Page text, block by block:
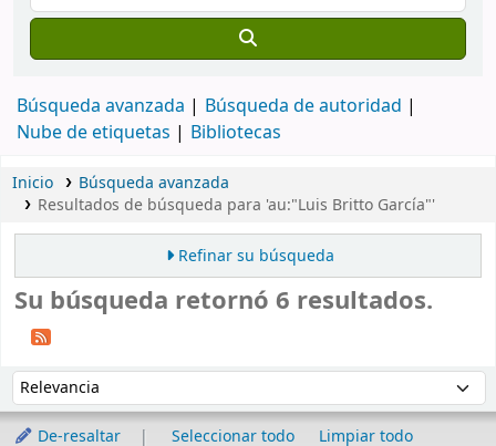
Búsqueda avanzada
Búsqueda de autoridad
Nube de etiquetas
Bibliotecas
Inicio
Búsqueda avanzada
Resultados de búsqueda para 'au:"Luis Britto García"'
Refinar su búsqueda
Su búsqueda retornó 6 resultados.
Ordenar por:
De-resaltar Seleccionar todo
Limpiar todo